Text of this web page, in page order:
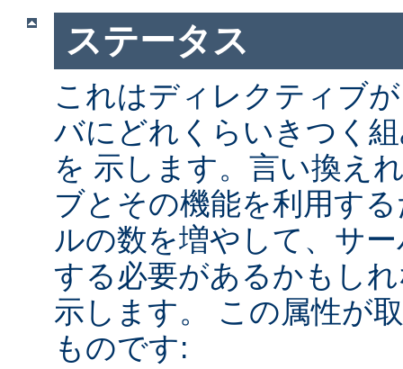
ステータス
これはディレクティブ
バにどれくらいきつく
を 示します。言い換え
ブとその機能を利用す
ルの数を増やして、サ
する必要があるかもし
示します。 この属性が
ものです: